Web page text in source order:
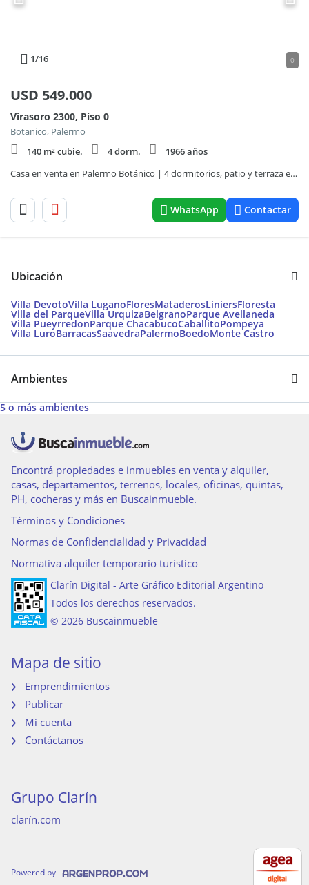
1/16 0
USD 549.000
Virasoro 2300, Piso 0
Botanico, Palermo
140 m² cubie.
4 dorm.
1966 años
Casa en venta en Palermo Botánico | 4 dormitorios, patio y terraza en ubicación privilegiada
WhatsApp Contactar
Ubicación
Villa DevotoVilla LuganoFloresMataderosLiniersFloresta
Villa del ParqueVilla UrquizaBelgranoParque Avellaneda
Villa PueyrredonParque ChacabucoCaballitoPompeya
Villa LuroBarracasSaavedraPalermoBoedoMonte Castro
Ambientes
5 o más ambientes
Encontrá propiedades e inmuebles en venta y alquiler,
casas, departamentos, terrenos, locales, oficinas, quintas,
PH, cocheras y más en Buscainmueble.
Términos y Condiciones
Normas de Confidencialidad y Privacidad
Normativa alquiler temporario turístico
Clarín Digital - Arte Gráfico Editorial Argentino
Todos los derechos reservados.
© 2026 Buscainmueble
Mapa de sitio
Emprendimientos
Publicar
Mi cuenta
Contáctanos
Grupo Clarín
clarín.com
Powered by